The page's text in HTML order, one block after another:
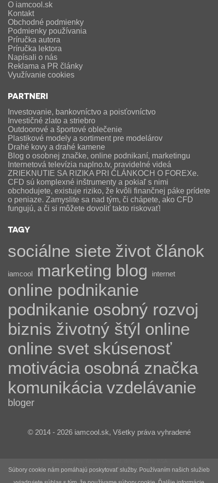
O iamcool.sk
Kontakt
Obchodné podmienky
Podmienky používania
Príručka autora
Príručka lektora
Napísali o nás
Reklama a PR články
Využívanie cookies
PARTNERI
Investovanie, bankovníctvo a poisťovníctvo
Investičné zlato a striebro
Outdoorové a športové oblečenie
Plastikové modely a sortiment pre modelárov
Drahé kovy a drahé kamene
Blog o osobnej značke, online podnikaní, marketingu
Internetová televízia naplno.tv, pravidelné videá
ZRIEKNUTIE SA RIZIKA PRI ČLÁNKOCH O FOREXe.
CFD sú komplexné inštrumenty a pokiaľ s nimi
obchodujete, existuje riziko, že kvôli finančnej páke prídete
o peniaze. Zamyslite sa nad tým, či chápete, ako CFD
fungujú, a či si môžete dovoliť takto riskovať!
TAGY
sociálne siete život článok
iamcool marketing blog internet
online podnikanie
podnikanie osobný rozvoj
biznis životný štýl online
online svet skúsenosť
motivácia osobná značka
komunikácia vzdelávanie
bloger
© 2014 - 2026 iamcool.sk, Všetky práva vyhradené
Súbory cookie nám pomáhajú poskytovať služby. Používaním našich služieb